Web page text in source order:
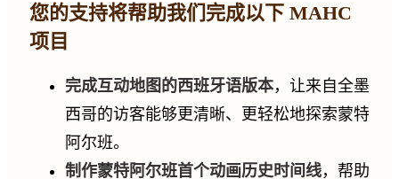
您的支持将帮助我们完成以下 MAHC
项目
完成互动地图的西班牙语版本，让来自全墨
西哥的访客能够更清晰、更轻松地探索蒙特
阿尔班。
制作蒙特阿尔班首个动画历史时间线，帮助